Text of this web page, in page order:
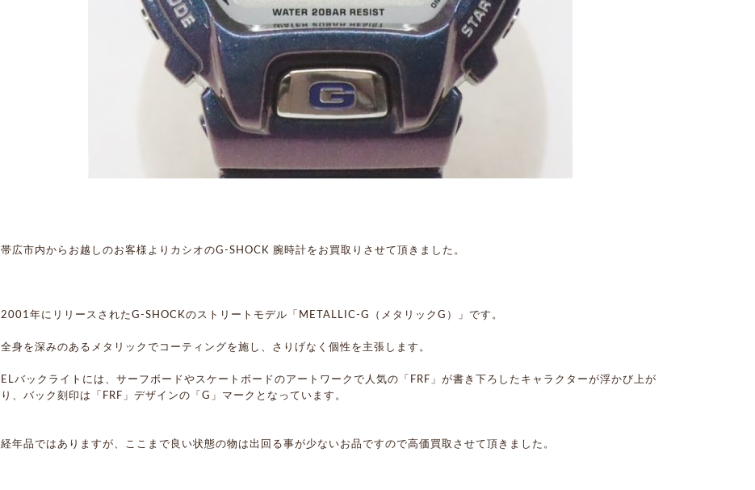
帯広市内からお越しのお客様よりカシオのG-SHOCK 腕時計をお買取りさせて頂きました。
2001年にリリースされたG-SHOCKのストリートモデル「METALLIC-G（メタリックG）」です。
全身を深みのあるメタリックでコーティングを施し、さりげなく個性を主張します。
ELバックライトには、サーフボードやスケートボードのアートワークで人気の「FRF」が書き下ろしたキャラクターが浮かび上が
り、バック刻印は「FRF」デザインの「G」マークとなっています。
経年品ではありますが、ここまで良い状態の物は出回る事が少ないお品ですので高価買取させて頂きました。